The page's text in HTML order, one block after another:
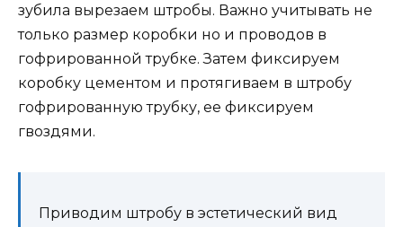
зубила вырезаем штробы. Важно учитывать не
только размер коробки но и проводов в
гофрированной трубке. Затем фиксируем
коробку цементом и протягиваем в штробу
гофрированную трубку, ее фиксируем
гвоздями.
Приводим штробу в эстетический вид